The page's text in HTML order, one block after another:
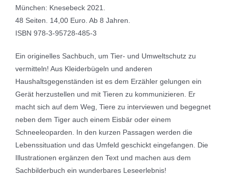
München: Knesebeck 2021.
48 Seiten. 14,00 Euro. Ab 8 Jahren.
ISBN 978-3-95728-485-3
Ein originelles Sachbuch, um Tier- und Umweltschutz zu
vermitteln! Aus Kleiderbügeln und anderen
Haushaltsgegenständen ist es dem Erzähler gelungen ein
Gerät herzustellen und mit Tieren zu kommunizieren. Er
macht sich auf dem Weg, Tiere zu interviewen und begegnet
neben dem Tiger auch einem Eisbär oder einem
Schneeleoparden. In den kurzen Passagen werden die
Lebenssituation und das Umfeld geschickt eingefangen. Die
Illustrationen ergänzen den Text und machen aus dem
Sachbilderbuch ein wunderbares Leseerlebnis!